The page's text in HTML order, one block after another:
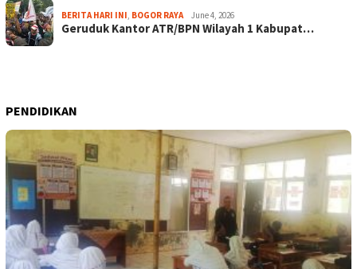
BERITA HARI INI, BOGOR RAYA June 4, 2026
Geruduk Kantor ATR/BPN Wilayah 1 Kabupat…
PENDIDIKAN